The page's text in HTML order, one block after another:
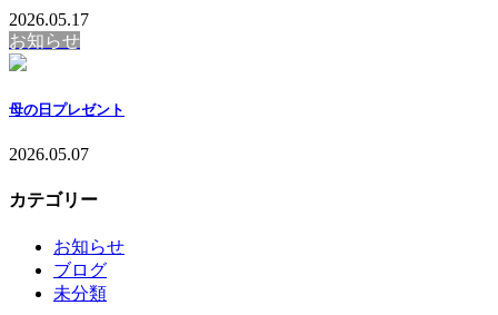
2026.05.17
お知らせ
母の日プレゼント
2026.05.07
カテゴリー
お知らせ
ブログ
未分類